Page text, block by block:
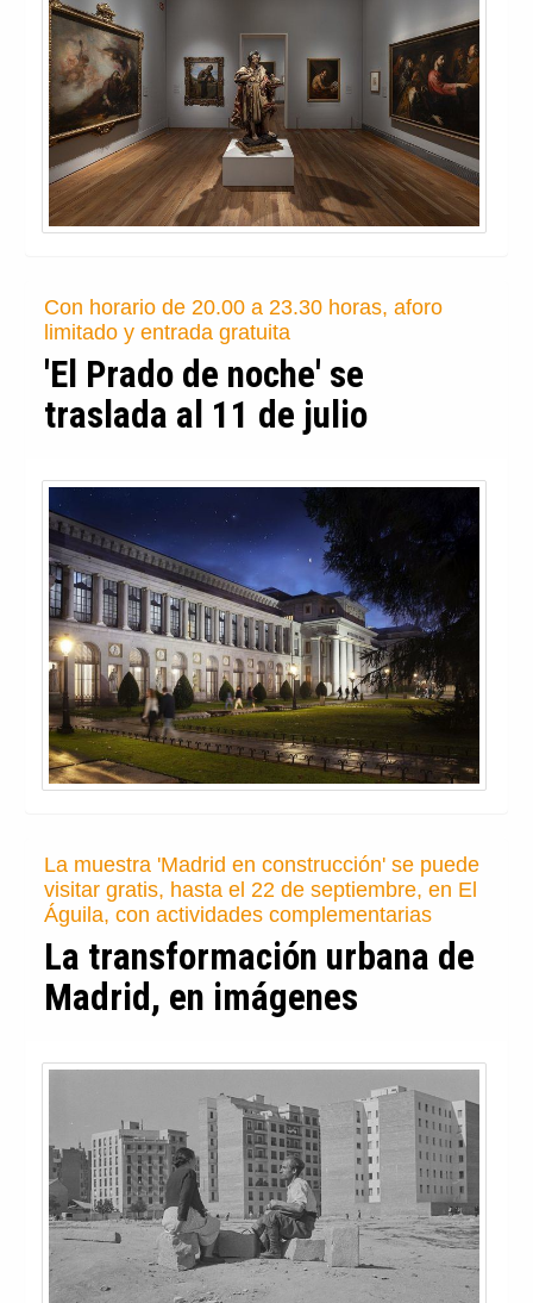
Con horario de 20.00 a 23.30 horas, aforo
limitado y entrada gratuita
'El Prado de noche' se
traslada al 11 de julio
La muestra 'Madrid en construcción' se puede
visitar gratis, hasta el 22 de septiembre, en El
Águila, con actividades complementarias
La transformación urbana de
Madrid, en imágenes